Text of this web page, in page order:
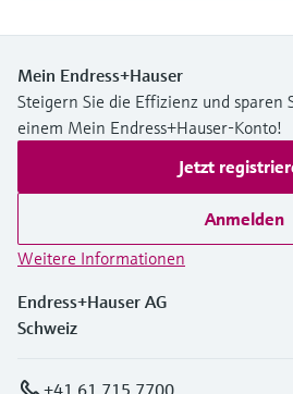
Mein Endress+Hauser
Steigern Sie die Effizienz und sparen
einem Mein Endress+Hauser-Konto!
Jetzt
Anmelden
Weitere Informationen
Endress+Hauser AG
Schweiz
+41 61 715 7700